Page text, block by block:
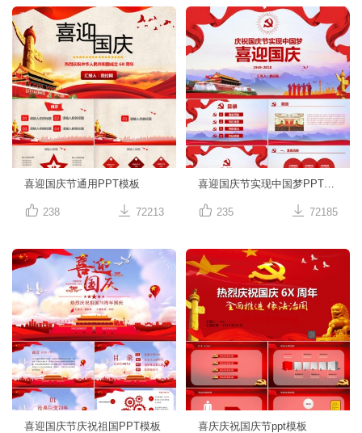
喜迎国庆节通用PPT模板
 238  72213
喜迎国庆节实现中国梦PPT模板
 235  72185
喜迎国庆节庆祝祖国PPT模板 喜庆庆祝国庆节ppt模板